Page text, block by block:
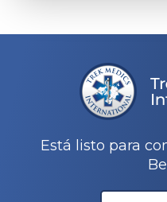
Está listo para